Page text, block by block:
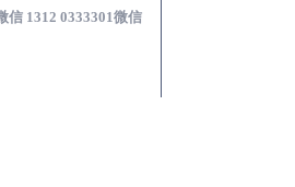
1312 0333301微信